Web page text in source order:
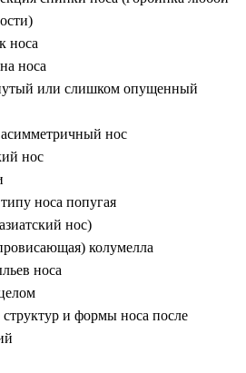
носа
носа
или слишком опущенный
нос
нос
носа попугая
нос)
колумелла
носа
и формы носа после